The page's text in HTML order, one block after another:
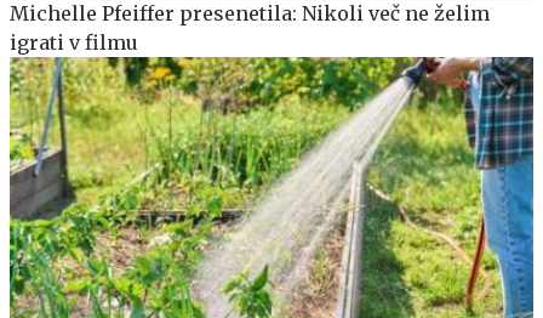
Michelle Pfeiffer presenetila: Nikoli več ne želim
igrati v filmu